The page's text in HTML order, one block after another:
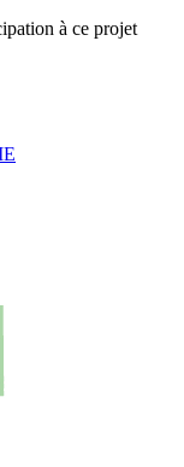
à ce projet